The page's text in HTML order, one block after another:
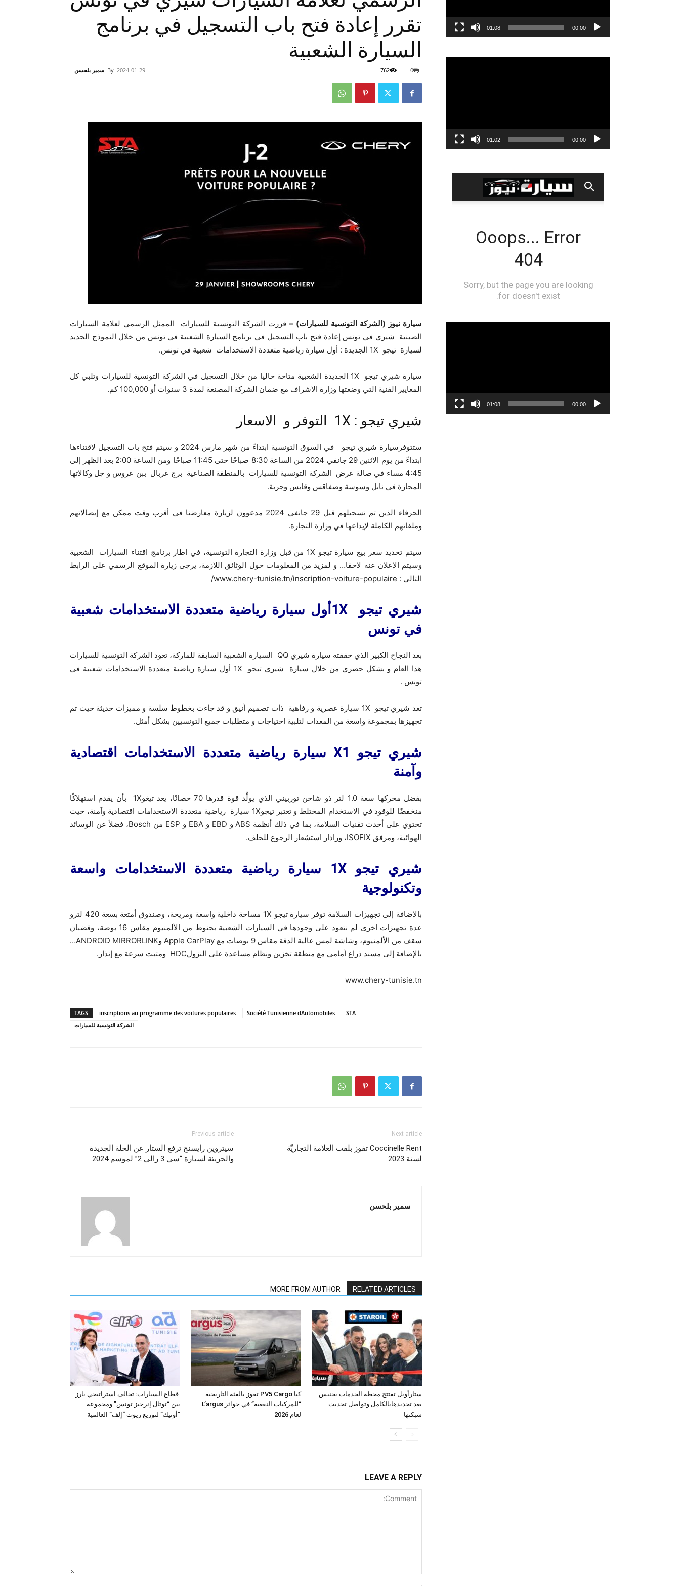
تقرر إعادة فتح باب التسجيل في برنامج
السيارة الشعبية
By سمير بلحسن - 2024-01-29 0
762
سيارة نيوز (الشركة التونسية للسيارات) – قررت الشركة التونسية للسيارات الممثل الرسمي لعلامة السيارات
الصينية شيري في تونس إعادة فتح باب التسجيل في برنامج السيارة الشعبية في تونس من خلال النموذج الجديد
لسيارة تيجو 1X الجديدة : أول سيارة رياضية متعددة الاستخدامات شعبية في تونس.
سيارة شيري تيجو 1X الجديدة الشعبية متاحة حاليا من خلال التسجيل في الشركة التونسية للسيارات وتلبي كل
المعايير الفنية التي وضعتها وزارة الاشراف مع ضمان الشركة المصنعة لمدة 3 سنوات أو 100,000 كم.
شيري تيجو : 1X التوفر و الاسعار
ستتوفرسيارة شيري تيجو في السوق التونسية ابتداءً من شهر مارس 2024 و سيتم فتح باب التسجيل لاقتناءها
ابتداءً من يوم الاثنين 29 جانفي 2024 من الساعة 8:30 صباحًا حتى 11:45 صباحًا ومن الساعة 2:00 بعد الظهر إلى
4:45 مساء في صالة عرض الشركة التونسية للسيارات بالمنطقة الصناعية برج غربال ببن عروس و جل وكالاتها
المجازة في نابل وسوسة وصفاقس وقابس وجربة.
الحرفاء الذين تم تسجيلهم قبل 29 جانفي 2024 مدعوون لزيارة معارضنا في أقرب وقت ممكن مع إيصالاتهم
وملفاتهم الكاملة لإيداعها في وزارة التجارة.
سيتم تحديد سعر بيع سيارة تيجو 1X من قبل وزارة التجارة التونسية، في اطار برنامج اقتناء السيارات الشعبية
وسيتم الإعلان عنه لاحقا… و لمزيد من المعلومات حول الوثائق اللازمة، يرجى زيارة الموقع الرسمي على الرابط
التالي : www.chery-tunisie.tn/inscription-voiture-populaire/
شيري تيجو 1Xأول سيارة رياضية متعددة الاستخدامات شعبية
في تونس
بعد النجاح الكبير الذي حققته سيارة شيري QQ السيارة الشعبية السابقة للماركة، تعود الشركة التونسية للسيارات
هذا العام و بشكل حصري من خلال سيارة شيري تيجو 1X أول سيارة رياضية متعددة الاستخدامات شعبية في
تونس .
تعد شيري تيجو 1X سيارة عصرية و رفاهية ذات تصميم أنيق و قد جاءت بخطوط سلسة و مميزات حديثة حيث تم
تجهيزها بمجموعة واسعة من المعدات لتلبية احتياجات و متطلبات جميع التونسيين بشكل أمثل.
شيري تيجو X1 سيارة رياضية متعددة الاستخدامات اقتصادية
وآمنة
بفضل محركها سعة 1.0 لتر ذو شاحن توربيني الذي يولِّد قوة قدرها 70 حصانًا، يعد تيغو1X بأن يقدم استهلاكًا
منخفضًا للوقود في الاستخدام المختلط و تعتبر تيجو1X سيارة رياضية متعددة الاستخدامات اقتصادية وآمنة، حيث
تحتوي على أحدث تقنيات السلامة، بما في ذلك أنظمة ABS و EBD و EBA و ESP من Bosch، فضلاً عن الوسائد
الهوائية، ومرفق ISOFIX، ورادار استشعار الرجوع للخلف.
شيري تيجو 1X سيارة رياضية متعددة الاستخدامات واسعة
وتكنولوجية
بالإضافة إلى تجهيزات السلامة توفر سيارة تيجو 1X مساحة داخلية واسعة ومريحة، وصندوق أمتعة بسعة 420 لترو
عدة تجهيزات اخرى لم نتعود على وجودها في السيارات الشعبية بجنوط من الألمنيوم مقاس 16 بوصة، وقضبان
سقف من الألمنيوم، وشاشة لمس عالية الدقة مقاس 9 بوصات مع Apple CarPlay وANDROID MIRRORLINK…
بالإضافة إلى مسند ذراع أمامي مع منطقة تخزين ونظام مساعدة على النزولHDC ومثبت سرعة مع إنذار.
www.chery-tunisie.tn
TAGS inscriptions au programme des voitures populaires Société Tunisienne dAutomobiles
STA
الشركة التونسية للسيارات
Previous article
سيتروين رايسنج ترفع الستار عن الحلة الجديدة
والجريئة لسيارة “سي 3 رالي 2” لموسم 2024
Next article
Coccinelle Rent تفوز بلقب العلامة التجاريّة
لسنة 2023
سمير بلحسن
RELATED ARTICLES
MORE FROM AUTHOR
قطاع السيارات: تحالف استراتيجي بارز
بين “توتال إنرجيز تونس” ومجموعة
“أوتيك” لتوزيع زيوت “إلف” العالمية
كيا PV5 Cargo تفوز بالفئة التاريخية
“للمركبات النفعية” في جوائز L’argus
لعام 2026
ستارأويل تفتتح محطة الخدمات بخنيس
بعد تجديدهابالكامل وتواصل تحديث
شبكتها
LEAVE A REPLY
00:00
01:08
00:00
01:02
00:00
01:08